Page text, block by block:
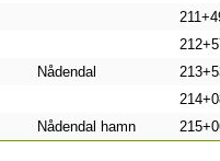
Nådendal
Nådendal hamn